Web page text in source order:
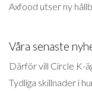
Axfood utser ny
Våra senaste
Därför vill Circle K-
Tydliga skillnader i